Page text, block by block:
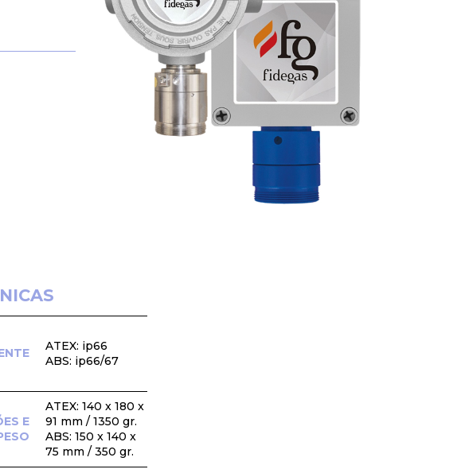
ATEX: ip66
ABS: ip66/67
E
ATEX: 140 x 180 x
91 mm / 1350 gr.
ABS: 150 x 140 x
75 mm / 350 gr.